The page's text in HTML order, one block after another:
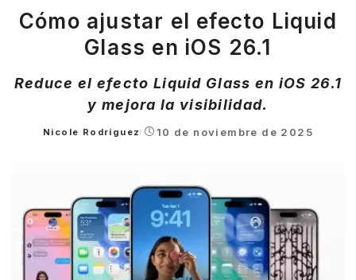
Cómo ajustar el efecto Liquid
Glass en iOS 26.1
Reduce el efecto Liquid Glass en iOS 26.1
y mejora la visibilidad.
Posted
Nicole Rodríguez 10 de noviembre de 2025